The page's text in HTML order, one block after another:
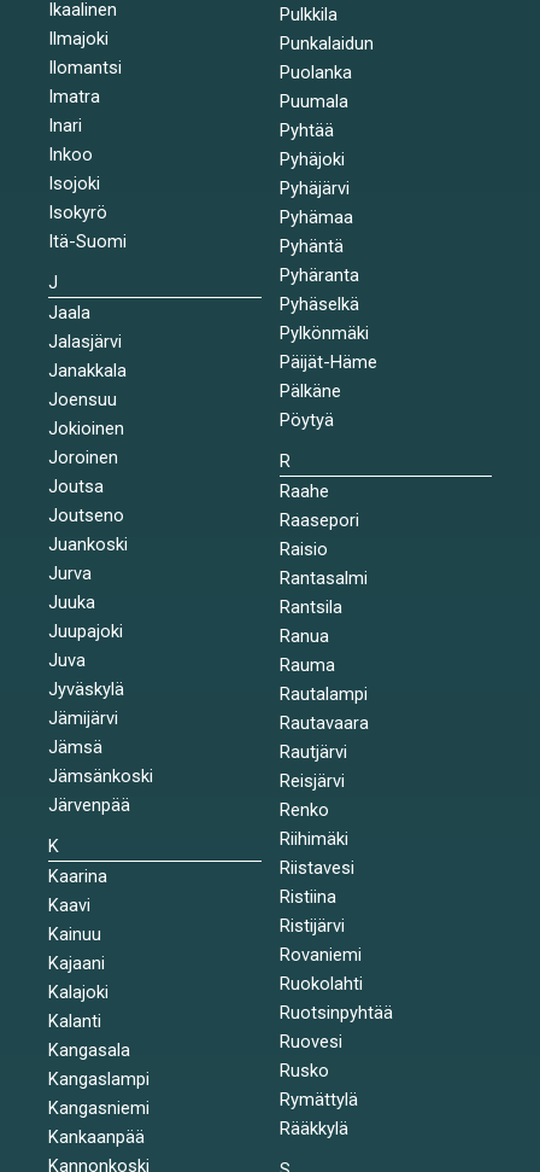
Ikaalinen
Ilmajoki
Ilomantsi
Imatra
Inari
Inkoo
Isojoki
Isokyrö
Itä-Suomi
J
Jaala
Jalasjärvi
Janakkala
Joensuu
Jokioinen
Joroinen
Joutsa
Joutseno
Juankoski
Jurva
Juuka
Juupajoki
Juva
Jyväskylä
Jämijärvi
Jämsä
Jämsänkoski
Järvenpää
K
Kaarina
Kaavi
Kainuu
Kajaani
Kalajoki
Kalanti
Kangasala
Kangaslampi
Kangasniemi
Kankaanpää
Kannonkoski
Pulkkila
Punkalaidun
Puolanka
Puumala
Pyhtää
Pyhäjoki
Pyhäjärvi
Pyhämaa
Pyhäntä
Pyhäranta
Pyhäselkä
Pylkönmäki
Päijät-Häme
Pälkäne
Pöytyä
R
Raahe
Raasepori
Raisio
Rantasalmi
Rantsila
Ranua
Rauma
Rautalampi
Rautavaara
Rautjärvi
Reisjärvi
Renko
Riihimäki
Riistavesi
Ristiina
Ristijärvi
Rovaniemi
Ruokolahti
Ruotsinpyhtää
Ruovesi
Rusko
Rymättylä
Rääkkylä